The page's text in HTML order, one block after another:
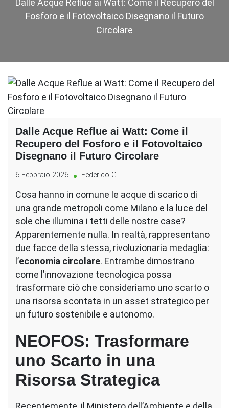
Dalle Acque Reflue ai Watt: Come il Recupero del
Fosforo e il Fotovoltaico Disegnano il Futuro
Circolare
Dalle Acque Reflue ai Watt: Come il
Recupero del Fosforo e il Fotovoltaico
Disegnano il Futuro Circolare
6 Febbraio 2026 Federico G.
Cosa hanno in comune le acque di scarico di
una grande metropoli come Milano e la luce del
sole che illumina i tetti delle nostre case?
Apparentemente nulla. In realtà, rappresentano
due facce della stessa, rivoluzionaria medaglia:
l’economia circolare. Entrambe dimostrano
come l’innovazione tecnologica possa
trasformare ciò che consideriamo uno scarto o
una risorsa scontata in un asset strategico per
un futuro sostenibile e autonomo.
NEOFOS: Trasformare
uno Scarto in una
Risorsa Strategica